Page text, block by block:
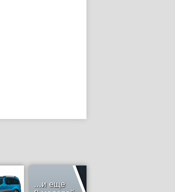
...и еще